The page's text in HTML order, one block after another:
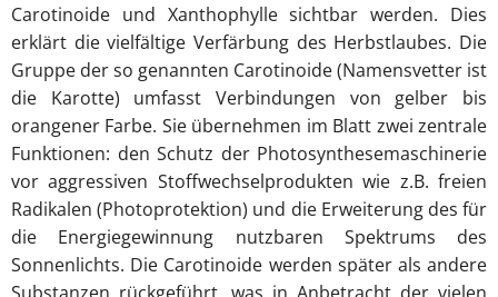
Carotinoide und Xanthophylle sichtbar werden. Dies
erklärt die vielfältige Verfärbung des Herbstlaubes. Die
Gruppe der so genannten Carotinoide (Namensvetter ist
die Karotte) umfasst Verbindungen von gelber bis
orangener Farbe. Sie übernehmen im Blatt zwei zentrale
Funktionen: den Schutz der Photosynthesemaschinerie
vor aggressiven Stoffwechselprodukten wie z.B. freien
Radikalen (Photoprotektion) und die Erweiterung des für
die Energiegewinnung nutzbaren Spektrums des
Sonnenlichts. Die Carotinoide werden später als andere